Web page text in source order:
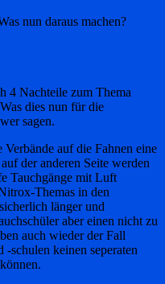
nun daraus machen?
4 Nachteile zum Thema
dies nun für die
sagen.
auf die Fahnen eine
der anderen Seite werden
Tauchgänge mit Luft
Themas in den
länger und
aber einen nicht zu
auch wieder der Fall
-schulen keinen seperaten